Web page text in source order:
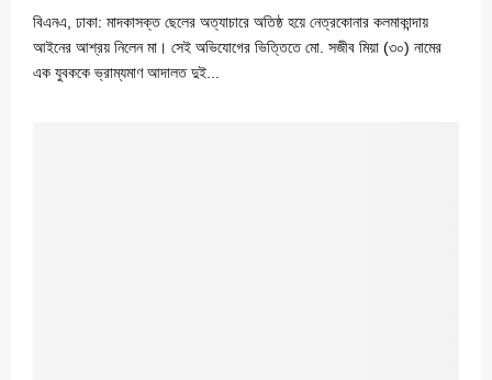
বিএনএ, ঢাকা: মাদকাসক্ত ছেলের অত্যাচারে অতিষ্ঠ হয়ে নেত্রকোনার কলমাকান্দায়
আইনের আশ্রয় নিলেন মা। সেই অভিযোগের ভিত্তিতে মো. সজীব মিয়া (৩০) নামের
এক যুবককে ভ্রাম্যমাণ আদালত দুই...